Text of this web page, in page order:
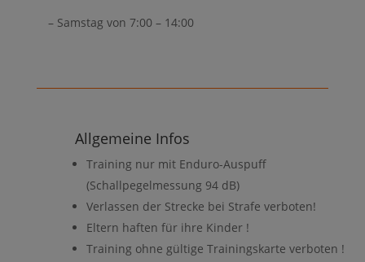
– Samstag von 7:00 – 14:00
Allgemeine Infos
Training nur mit Enduro-Auspuff
(Schallpegelmessung 94 dB)
Verlassen der Strecke bei Strafe verboten!
Eltern haften für ihre Kinder !
Training ohne gültige Trainingskarte verboten !